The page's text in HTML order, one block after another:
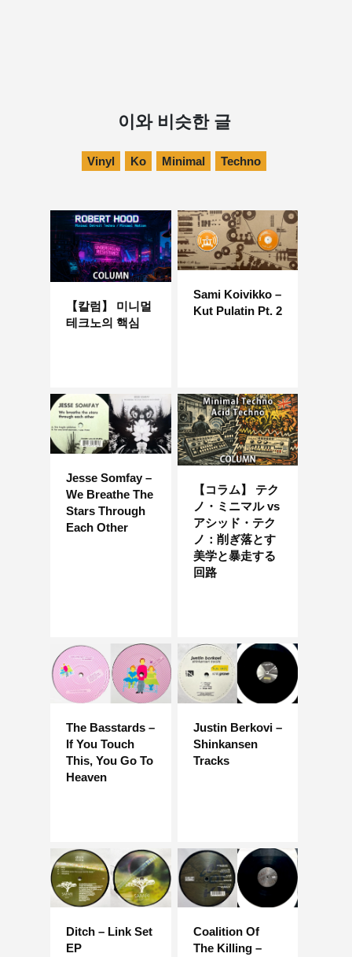
이와 비슷한 글
Vinyl Ko Minimal Techno
【칼럼】 미니멀
테크노의 핵심
Sami Koivikko –
Kut Pulatin Pt. 2
Jesse Somfay –
We Breathe The
Stars Through
Each Other
【コラム】 テク
ノ・ミニマル vs
アシッド・テク
ノ：削ぎ落とす
美学と暴走する
回路
The Basstards –
If You Touch
This, You Go To
Heaven
Justin Berkovi –
Shinkansen
Tracks
Ditch – Link Set
EP
Coalition Of
The Killing –